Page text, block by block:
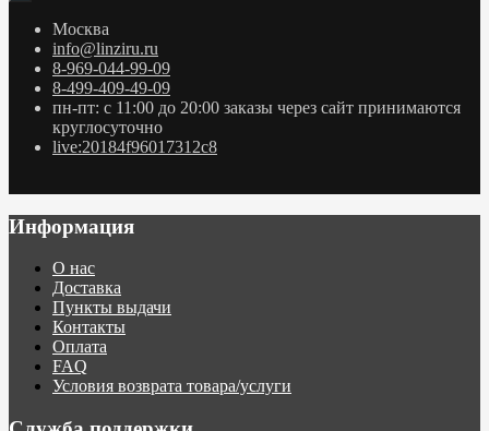
Москва
info@linziru.ru
8-969-044-99-09
8-499-409-49-09
пн-пт: с 11:00 до 20:00 заказы через сайт принимаются
круглосуточно
live:20184f96017312c8
Информация
О нас
Доставка
Пункты выдачи
Контакты
Оплата
FAQ
Условия возврата товара/услуги